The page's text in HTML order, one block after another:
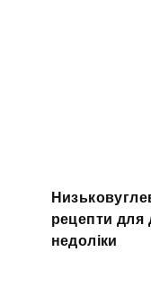
рецепти для
недоліки